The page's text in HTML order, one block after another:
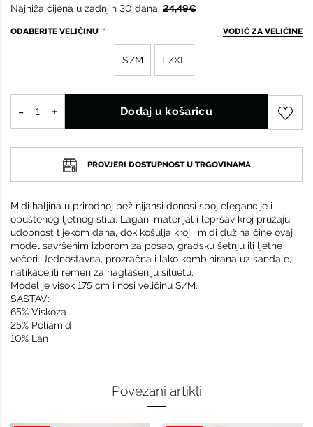
Najniža cijena u zadnjih 30 dana: 24,49€
ODABERITE VELIČINU VODIČ ZA VELIČINE
S/M L/XL
Dodaj u košaricu
PROVJERI DOSTUPNOST U TRGOVINAMA
Midi haljina u prirodnoj bež nijansi donosi spoj elegancije i
opuštenog ljetnog stila. Lagani materijal i lepršav kroj pružaju
udobnost tijekom dana, dok košulja kroj i midi dužina čine ovaj
model savršenim izborom za posao, gradsku šetnju ili ljetne
večeri. Jednostavna, prozračna i lako kombinirana uz sandale,
natikače ili remen za naglašeniju siluetu.
Model je visok 175 cm i nosi veličinu S/M.
SASTAV:
65% Viskoza
25% Poliamid
10% Lan
Povezani artikli